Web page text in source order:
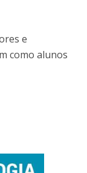
e
como alunos